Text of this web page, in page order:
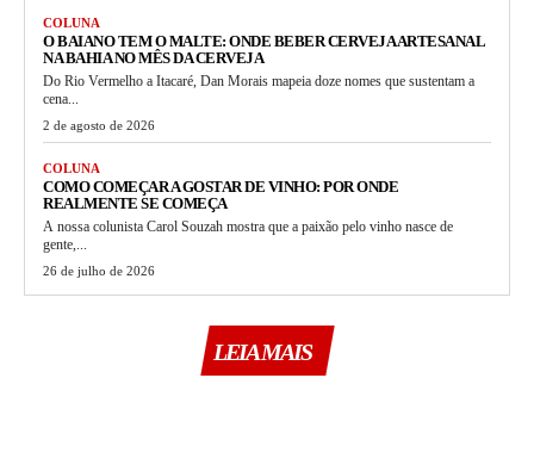
COLUNA
O BAIANO TEM O MALTE: ONDE BEBER CERVEJA ARTESANAL
NA BAHIA NO MÊS DA CERVEJA
Do Rio Vermelho a Itacaré, Dan Morais mapeia doze nomes que sustentam a
cena...
2 de agosto de 2026
COLUNA
COMO COMEÇAR A GOSTAR DE VINHO: POR ONDE
REALMENTE SE COMEÇA
A nossa colunista Carol Souzah mostra que a paixão pelo vinho nasce de
gente,...
26 de julho de 2026
LEIA MAIS